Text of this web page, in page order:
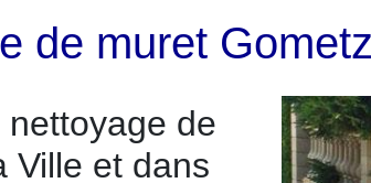
de muret
de
Ville et dans